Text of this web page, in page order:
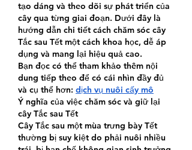
tạo dáng và theo dõi sự phát triển của
cây qua từng giai đoạn. Dưới đây là
hướng dẫn chi tiết cách chăm sóc cây
Tắc sau Tết một cách khoa học, dễ áp
dụng và mang lại hiệu quả cao.
Bạn đọc có thể tham khảo thêm nội
dung tiếp theo để có cái nhìn đầy đủ
và cụ thể hơn: dịch vụ nuôi cấy mô
Ý nghĩa của việc chăm sóc và giữ lại
cây Tắc sau Tết
Cây Tắc sau một mùa trưng bày Tết
thường bị suy kiệt do phải nuôi nhiều